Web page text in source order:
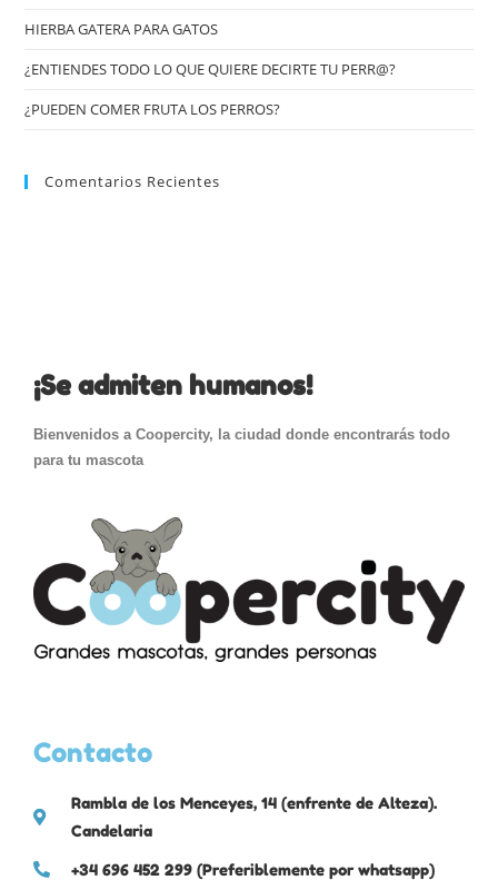
HIERBA GATERA PARA GATOS
¿ENTIENDES TODO LO QUE QUIERE DECIRTE TU PERR@?
¿PUEDEN COMER FRUTA LOS PERROS?
Comentarios Recientes
¡Se admiten humanos!
Bienvenidos a Coopercity, la ciudad donde encontrarás todo
para tu mascota
Contacto
Rambla de los Menceyes, 14 (enfrente de Alteza).
Candelaria
+34 696 452 299 (Preferiblemente por whatsapp)